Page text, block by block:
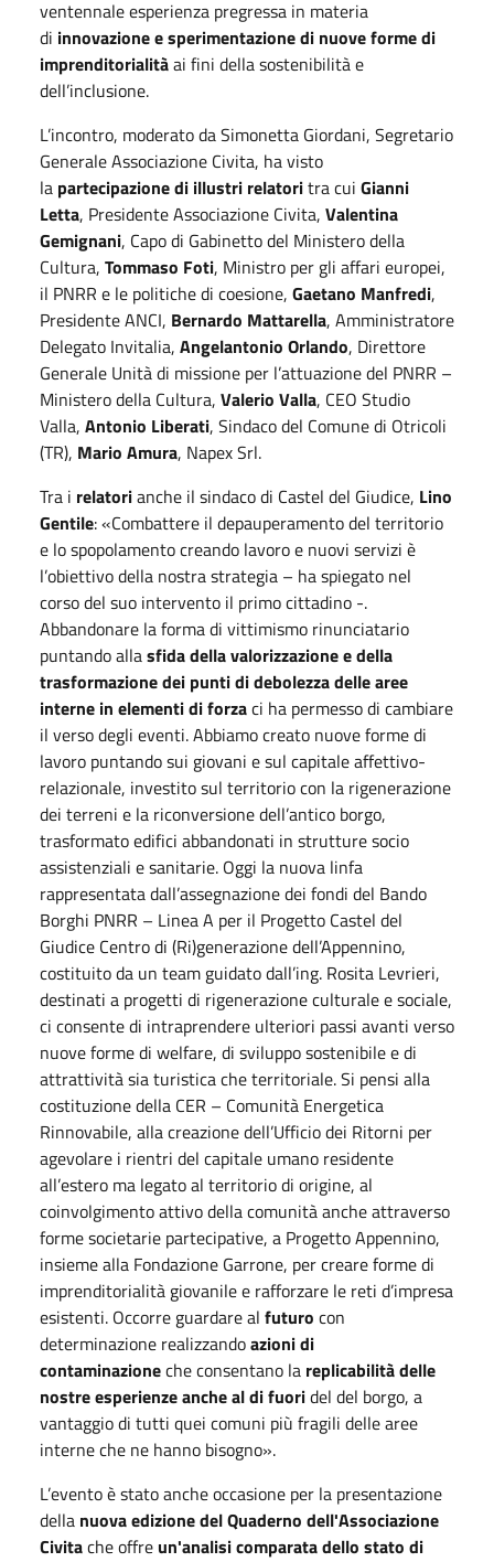
ventennale esperienza pregressa in materia
di innovazione e sperimentazione di nuove forme di
imprenditorialitàai fini della sostenibilità e
dell’inclusione.
L’incontro, moderato da Simonetta Giordani, Segretario
Generale Associazione Civita, ha visto
la partecipazione di illustri relatoritra cui Gianni
Letta, Presidente Associazione Civita, Valentina
Gemignani, Capo di Gabinetto del Ministero della
Cultura, Tommaso Foti, Ministro per gli affari europei,
il PNRR e le politiche di coesione, Gaetano Manfredi,
Presidente ANCI, Bernardo Mattarella, Amministratore
Delegato Invitalia, Angelantonio Orlando, Direttore
Generale Unità di missione per l’attuazione del PNRR –
Ministero della Cultura, Valerio Valla, CEO Studio
Valla, Antonio Liberati, Sindaco del Comune di Otricoli
(TR), Mario Amura, Napex Srl.
Tra i relatorianche il sindaco di Castel del Giudice, Lino
Gentile: «Combattere il depauperamento del territorio
e lo spopolamento creando lavoro e nuovi servizi è
l’obiettivo della nostra strategia – ha spiegato nel
corso del suo intervento il primo cittadino -.
Abbandonare la forma di vittimismo rinunciatario
puntando allasfida della valorizzazione e della
trasformazione dei punti di debolezza delle aree
interne in elementi di forzaci ha permesso di cambiare
il verso degli eventi. Abbiamo creato nuove forme di
lavoro puntando sui giovani e sul capitale affettivo-
relazionale, investito sul territorio con la rigenerazione
dei terreni e la riconversione dell’antico borgo,
trasformato edifici abbandonati in strutture socio
assistenziali e sanitarie. Oggi la nuova linfa
rappresentata dall’assegnazione dei fondi del Bando
Borghi PNRR – Linea A per il Progetto Castel del
Giudice Centro di (Ri)generazione dell’Appennino,
costituito da un team guidato dall’ing. Rosita Levrieri,
destinati a progetti di rigenerazione culturale e sociale,
ci consente di intraprendere ulteriori passi avanti verso
nuove forme di welfare, di sviluppo sostenibile e di
attrattività sia turistica che territoriale. Si pensi alla
costituzione della CER – Comunità Energetica
Rinnovabile, alla creazione dell’Ufficio dei Ritorni per
agevolare i rientri del capitale umano residente
all’estero ma legato al territorio di origine, al
coinvolgimento attivo della comunità anche attraverso
forme societarie partecipative, a Progetto Appennino,
insieme alla Fondazione Garrone, per creare forme di
imprenditorialità giovanile e rafforzare le reti d’impresa
esistenti. Occorre guardare al futuro con
determinazione realizzandoazioni di
contaminazioneche consentano la replicabilità delle
nostre esperienze anche al di fuoridel del borgo, a
vantaggio di tutti quei comuni più fragili delle aree
interne che ne hanno bisogno».
L’evento è stato anche occasione per la presentazione
della nuova edizione del Quaderno dell'Associazione
Civitache offre un'analisi comparata dello stato di